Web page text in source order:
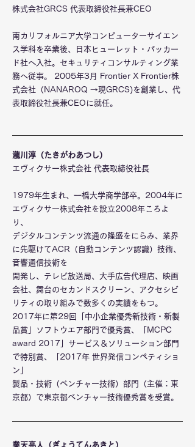
株式会社GRCS 代表取締役社長兼CEO
南カリフォルニア大学コンピューターサイエン
ス学科を卒業後、日本ヒューレット・パッカー
ド社へ入社。セキュリティコンサルティング業
務へ従事。 2005年3月 Frontier X Frontier株
式会社（NANAROQ →現GRCS)を創業し、代
表取締役社長兼CEOに就任。
瀧川淳（たきがわあつし）
エヴィクサー株式会社 代表取締役社長
1979年生まれ、一橋大学商学部卒。2004年に
エヴィクサー株式会社を設立2008年ころよ
り、
デジタルコンテンツ流通の隆盛をにらみ、業界
に先駆けてACR（自動コンテンツ認識）技術、
音響通信技術を
開発し、テレビ放送局、大手広告代理店、映画
会社、舞台のセカンドスクリーン、アクセシビ
リティの取り組みで数多くの実績をもつ。
2017年に第29回「中小企業優秀新技術・新製
品賞」ソフトウエア部門で優秀賞、「MCPC
award 2017」サービス＆ソリューション部門
で特別賞、「2017年 世界発信コンペティショ
ン」
製品・技術（ベンチャー技術）部門（主催：東
京都）で東京都ベンチャー技術優秀賞を受賞。
業天亮人（ぎょうてんあきと）